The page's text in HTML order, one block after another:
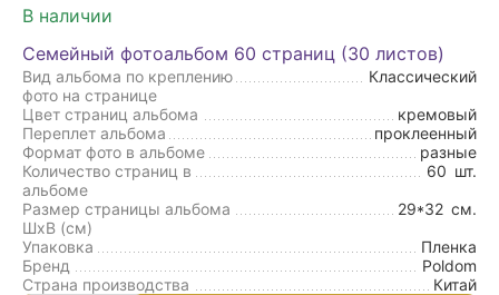
В наличии
Семейный фотоальбом 60 страниц (30 листов)
Вид альбома по креплению
фото на странице
Классический
Цвет страниц альбома
кремовый
Переплет альбома
проклеенный
Формат фото в альбоме
разные
Количество страниц в
альбоме
60 шт.
Размер страницы альбома
ШxВ (см)
29*32 см.
Упаковка
Пленка
Бренд
Poldom
Страна производства
Китай